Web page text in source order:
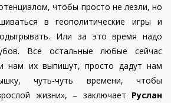
чтобы просто не лезли, но
в геополитические игры и
Или за это время надо
Все остальные любые сейчас
нам их выпишут, просто дадут нам
чуть-чуть времени, чтобы
жизни», – заключает Руслан